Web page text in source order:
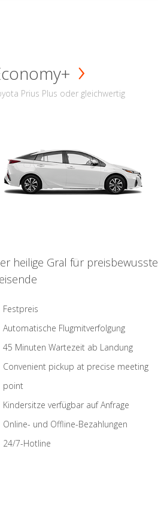
Prius Plus oder gleichwertig
heilige Gral für preisbewusste
Festpreis
Automatische Flugmitverfolgung
45 Minuten Wartezeit ab Landung
Convenient pickup at precise meeting
point
Kindersitze verfügbar auf Anfrage
Online- und Offline-Bezahlungen
24/7-Hotline